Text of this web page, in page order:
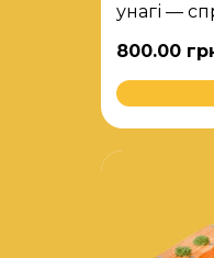
унагі —
800.00